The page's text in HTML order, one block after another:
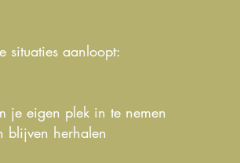
situaties aanloopt:
je eigen plek in te nemen
blijven herhalen